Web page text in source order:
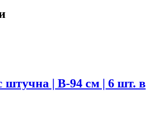
штучна | В-94 см | 6 шт. в